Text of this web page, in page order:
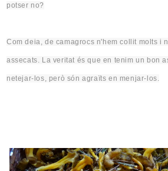
potser no?
Com deia, de camagrocs n'hem collit molts i
assecats. La veritat és que en tenim un bon
netejar-los, però són agraïtsen menjar-los.